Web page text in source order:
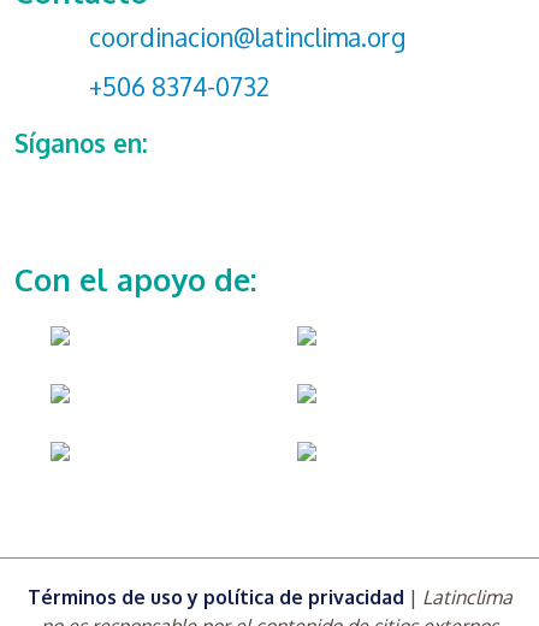
coordinacion@latinclima.org
+506 8374-0732
Síganos en:
Con el apoyo de:
Términos de uso y política de privacidad | Latinclima